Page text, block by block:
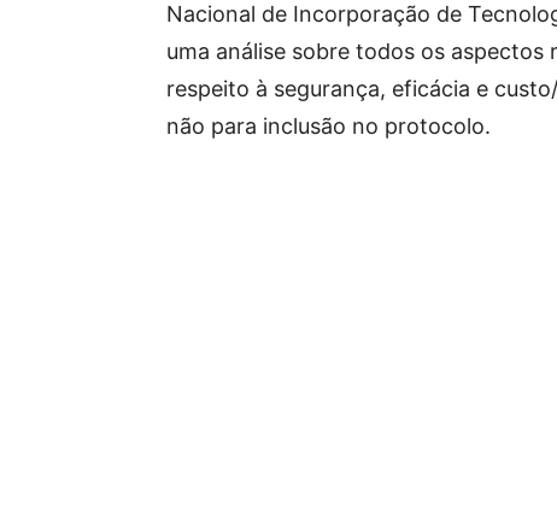
Nacional de Incorporação de
uma análise sobre todos os
respeito à segurança, eficácia e
não para inclusão no protocolo.